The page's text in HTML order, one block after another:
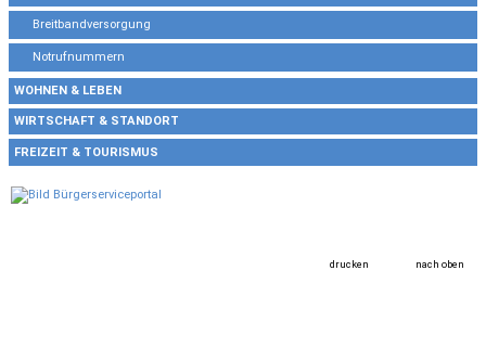
Breitbandversorgung
Notrufnummern
WOHNEN & LEBEN
WIRTSCHAFT & STANDORT
FREIZEIT & TOURISMUS
drucken nach oben